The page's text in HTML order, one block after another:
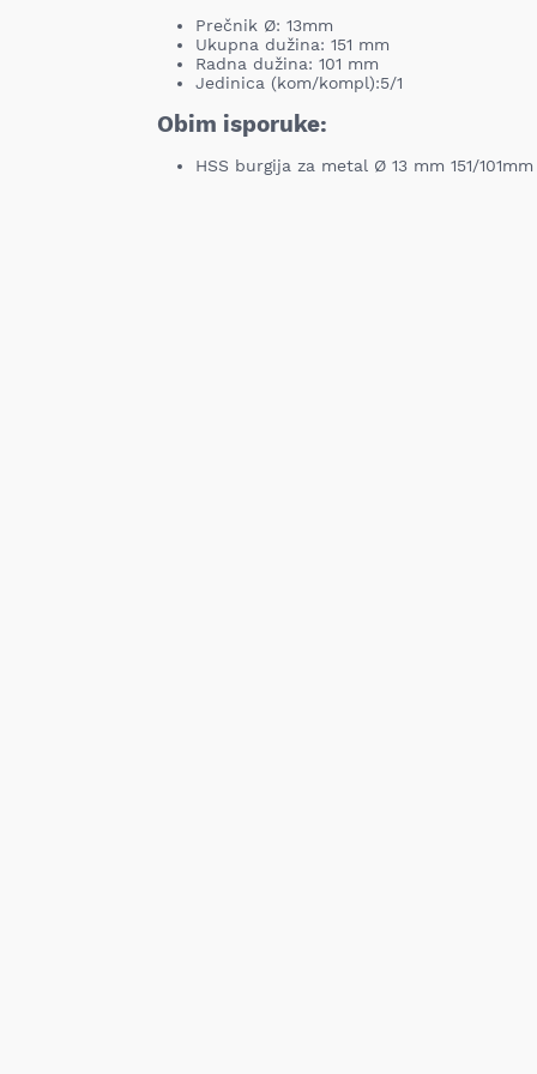
Prečnik Ø: 13mm
Ukupna dužina: 151 mm
Radna dužina: 101 mm
Jedinica (kom/kompl):5/1
Obim isporuke:
HSS burgija za metal Ø 13 mm 151/